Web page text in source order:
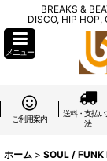
BREAKS &
DISCO, HIP HOP,
メニュー
ご利用案内
送料・支払
法
ホーム > SOUL / FUNK